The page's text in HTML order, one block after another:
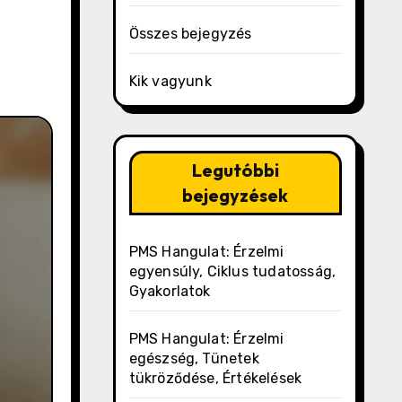
Összes bejegyzés
Kik vagyunk
Legutóbbi
bejegyzések
PMS Hangulat: Érzelmi
egyensúly, Ciklus tudatosság,
Gyakorlatok
PMS Hangulat: Érzelmi
egészség, Tünetek
tükröződése, Értékelések